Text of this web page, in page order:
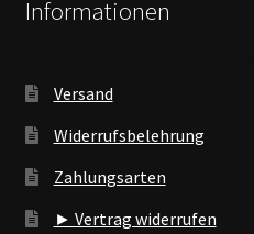
Informationen
Versand
Widerrufsbelehrung
Zahlungsarten
► Vertrag widerrufen